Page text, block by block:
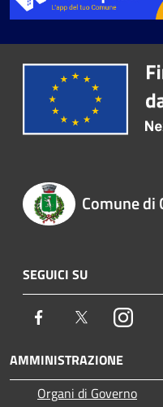
Comune di
SEGUICI SU
Facebook Twitter
AMMINISTRAZIONE
Organi di Governo